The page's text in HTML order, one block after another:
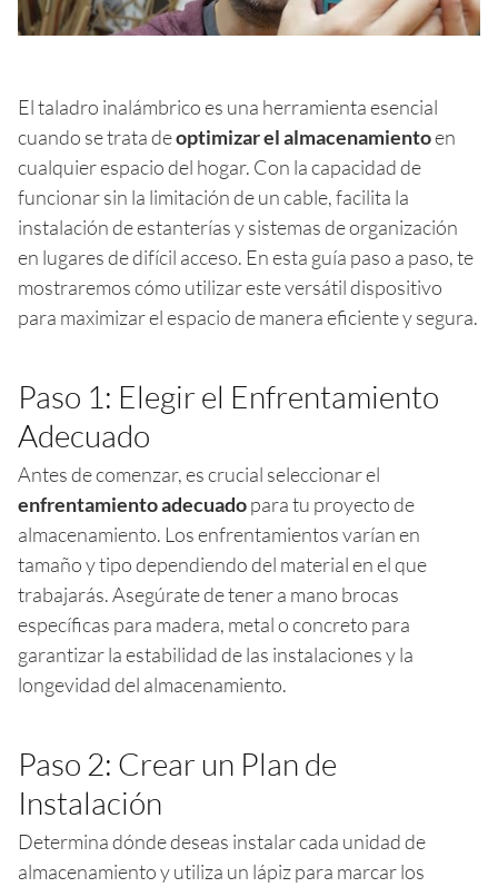
El taladro inalámbrico es una herramienta esencial
cuando se trata deoptimizar el almacenamientoen
cualquier espacio del hogar. Con la capacidad de
funcionar sin la limitación de un cable, facilita la
instalación de estanterías y sistemas de organización
en lugares de difícil acceso. En esta guía paso a paso, te
mostraremos cómo utilizar este versátil dispositivo
para maximizar el espacio de manera eficiente y segura.
Paso 1: Elegir el Enfrentamiento
Adecuado
Antes de comenzar, es crucial seleccionar el
enfrentamiento adecuadopara tu proyecto de
almacenamiento. Los enfrentamientos varían en
tamaño y tipo dependiendo del material en el que
trabajarás. Asegúrate de tener a mano brocas
específicas para madera, metal o concreto para
garantizar la estabilidad de las instalaciones y la
longevidad del almacenamiento.
Paso 2: Crear un Plan de
Instalación
Determina dónde deseas instalar cada unidad de
almacenamiento y utiliza un lápiz para marcar los